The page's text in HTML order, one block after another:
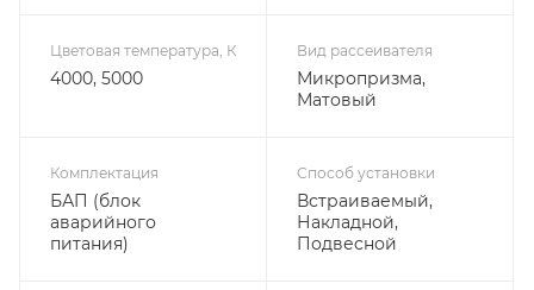
Цветовая температура, К
4000, 5000
Вид рассеивателя
Микропризма,
Матовый
Комплектация
БАП (блок
аварийного
питания)
Способ установки
Встраиваемый,
Накладной,
Подвесной